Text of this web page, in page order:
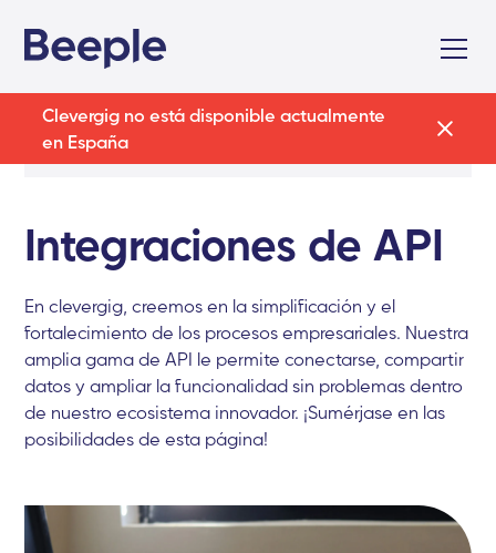
Clevergig no está disponible actualmente
en España
Integraciones de API
En clevergig, creemos en la simplificación y el
fortalecimiento de los procesos empresariales. Nuestra
amplia gama de API le permite conectarse, compartir
datos y ampliar la funcionalidad sin problemas dentro
de nuestro ecosistema innovador. ¡Sumérjase en las
posibilidades de esta página!